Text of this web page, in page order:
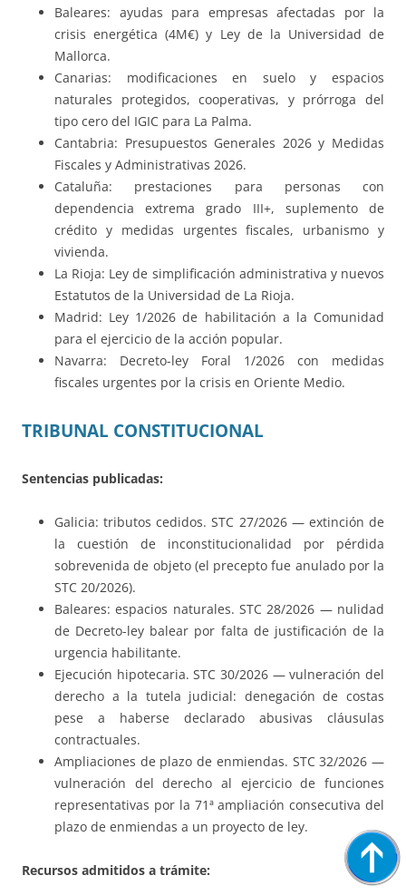
Baleares: ayudas para empresas afectadas por la
crisis energética (4M€) y Ley de la Universidad de
Mallorca.
Canarias: modificaciones en suelo y espacios
naturales protegidos, cooperativas, y prórroga del
tipo cero del IGIC para La Palma.
Cantabria: Presupuestos Generales 2026 y Medidas
Fiscales y Administrativas 2026.
Cataluña: prestaciones para personas con
dependencia extrema grado III+, suplemento de
crédito y medidas urgentes fiscales, urbanismo y
vivienda.
La Rioja: Ley de simplificación administrativa y nuevos
Estatutos de la Universidad de La Rioja.
Madrid: Ley 1/2026 de habilitación a la Comunidad
para el ejercicio de la acción popular.
Navarra: Decreto-ley Foral 1/2026 con medidas
fiscales urgentes por la crisis en Oriente Medio.
TRIBUNAL CONSTITUCIONAL
Sentencias publicadas:
Galicia: tributos cedidos. STC 27/2026 — extinción de
la cuestión de inconstitucionalidad por pérdida
sobrevenida de objeto (el precepto fue anulado por la
STC 20/2026).
Baleares: espacios naturales. STC 28/2026 — nulidad
de Decreto-ley balear por falta de justificación de la
urgencia habilitante.
Ejecución hipotecaria. STC 30/2026 — vulneración del
derecho a la tutela judicial: denegación de costas
pese a haberse declarado abusivas cláusulas
contractuales.
Ampliaciones de plazo de enmiendas. STC 32/2026 —
vulneración del derecho al ejercicio de funciones
representativas por la 71ª ampliación consecutiva del
plazo de enmiendas a un proyecto de ley.
Recursos admitidos a trámite: